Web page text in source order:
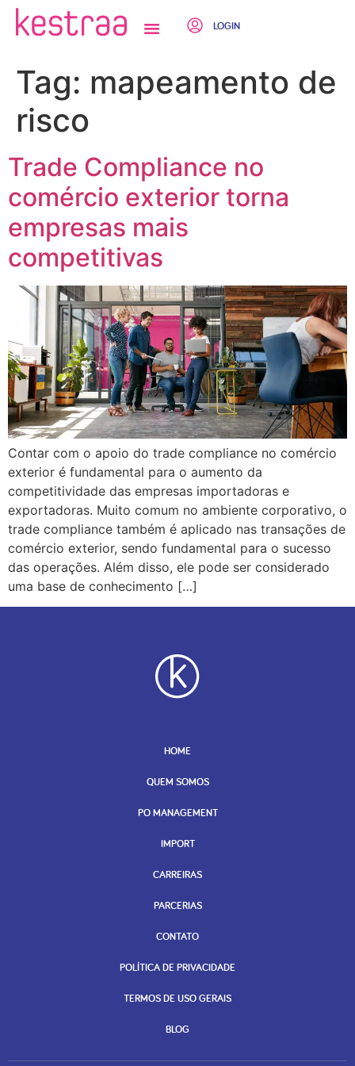
LOGIN
Tag: mapeamento de
risco
Trade Compliance no
comércio exterior torna
empresas mais
competitivas
Contar com o apoio do trade compliance no comércio
exterior é fundamental para o aumento da
competitividade das empresas importadoras e
exportadoras. Muito comum no ambiente corporativo, o
trade compliance também é aplicado nas transações de
comércio exterior, sendo fundamental para o sucesso
das operações. Além disso, ele pode ser considerado
uma base de conhecimento […]
HOME
QUEM SOMOS
PO MANAGEMENT
IMPORT
CARREIRAS
PARCERIAS
CONTATO
POLÍTICA DE PRIVACIDADE
TERMOS DE USO GERAIS
BLOG